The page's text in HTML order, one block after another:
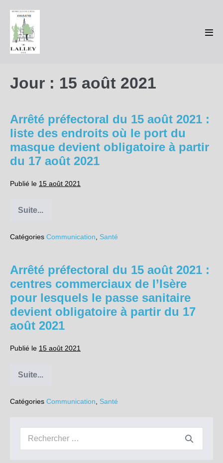
contenu
Jour : 15 août 2021
Arrêté préfectoral du 15 août 2021 :
liste des endroits où le port du
masque devient obligatoire à partir
du 17 août 2021
Publié le 15 août 2021
Suite...
Arrêté
15
liste
endroits
le
port
du
masque
à
17
Catégories Communication Santé
Arrêté préfectoral du 15 août 2021 :
centres commerciaux de l’Isère
pour lesquels le passe sanitaire
devient obligatoire à partir du 17
août 2021
Publié le 15 août 2021
Suite...
Arrêté
15
:
centres
commerciaux
de
Catégories Communication Santé
Recherche